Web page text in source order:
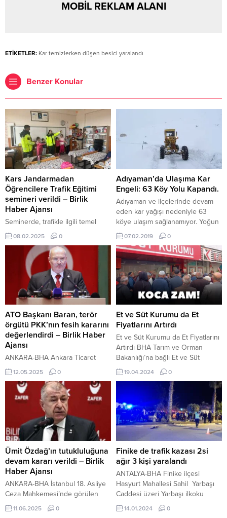
MOBİL REKLAM ALANI
ETİKETLER: Kar temizlerken düşen besici yaralandı
Benzer Konular
Kars Jandarmadan
Öğrencilere Trafik Eğitimi
semineri verildi – Birlik
Haber Ajansı
Seminerde, trafikle ilgili temel
tanımlar ve güvenli ulaşım
konuları işlendi. Öğrencilere, okul
servis aracında uymaları gereken
kurallar, yayaların ve yolcuların
dikkat etmesi gereken trafik
kuralları hakkında bilgi verildi.
Seminerde ayrıca emniyet
kemerinin önemi, bisiklet
sürücülerinin uyması gereken
kurallar ve genel trafik kuralları da
anlatıldı. Eğitimin sonunda,
öğrencilere trafik güvenliği
konusunda...
08.02.2025 0
Adıyaman’da Ulaşıma Kar
Engeli: 63 Köy Yolu Kapandı.
Adıyaman ve ilçelerinde devam
eden kar yağışı nedeniyle 63
köye ulaşım sağlanamıyor. Yoğun
kar yağışının devam ettiği kentte
merkeze bağlı 15, Çelikhan’da 20,
Gerger’de 3, Gölbaşı’nda 6,
Kahta’da 3 ve Sincik’te 6 olmak
üzere 63 köye kar nedeniyle
ulaşım sağlanamıyor. İl Özel İdare
ekipleri tarafından karla kapanan
yolların açılması için...
07.02.2019 0
ATO Başkanı Baran, terör
örgütü PKK’nın fesih kararını
değerlendirdi – Birlik Haber
Ajansı
ANKARA-BHA Ankara Ticaret
Odası (ATO) Yönetim Kurulu
Başkanı Gürsel Baran, Türkiye’nin
yaklaşık yarım asırdır terörle
mücadele ettiğini belirterek,
“PKK’nın silah bırakma ve
feshetme kararı, ülkemiz
açısından tarihi bir dönüm
noktasıdır. Bu adım, güvenlik
risklerinin azalmasıyla yatırım
ortamının iyileşmesine, üretim ve
istihdamın artmasına, özellikle de
Doğu ve Güneydoğu Anadolu
bölgelerimizin ekonomik...
12.05.2025 0
Et ve Süt Kurumu da Et
Fiyatlarını Artırdı
Et ve Süt Kurumu da Et Fiyatlarını
Artırdı BHA Tarım ve Orman
Bakanlığı’na bağlı Et ve Süt
Kurumu (ESK), et fiyatlarına yüzde
25 oranında zam yaptı.Tarım ve
Orman Bakanlığı’na bağlı Et ve
Süt Kurumu (ESK), et fiyatlarına
yüzde 25 oranında zam yaptı.
Bugünkü zamla birlikte kilogram
başına kıyma fiyatı 229...
19.04.2024 0
Ümit Özdağ’ın tutukluluğuna
devam kararı verildi – Birlik
Haber Ajansı
ANKARA-BHA İstanbul 18. Asliye
Ceza Mahkemesi’nde görülen
duruşmada, “halkı kin ve
düşmanlığa tahrik veya
11.06.2025 0
Finike de trafik kazası 2si
ağır 3 kişi yaralandı
ANTALYA-BHA Finike ilçesi
Hasyurt Mahallesi Sahil Yarbaşı
Caddesi üzeri Yarbaşı ilkoku
karşında Meydana gelen kazada
3 yaralı var , yaralılardan 2 si ağır
14.01.2024 0